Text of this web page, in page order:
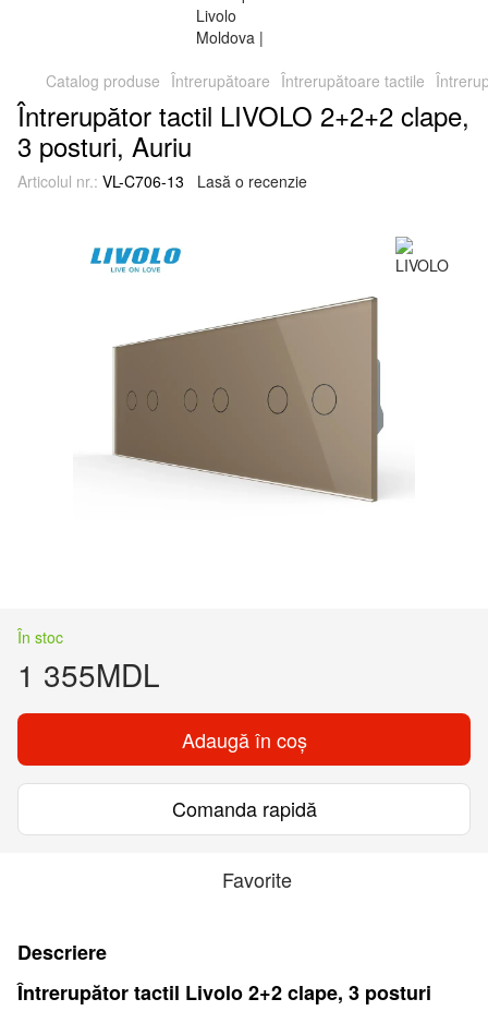
Catalog produse Întrerupătoare Întrerupătoare tactile
Întrerupător tactil LIVOLO 2+2+2 clape,
3 posturi, Auriu
Articolul nr.: VL-C706-13 Lasă o recenzie
În stoc
1 355MDL
Adaugă în coș
Comanda rapidă
Favorite
Descriere
Întrerupător tactil Livolo 2+2 clape, 3 posturi